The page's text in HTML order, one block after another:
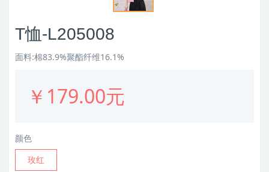
T恤-L205008
面料:棉83.9%聚酯纤维16.1%
￥179.00元
颜色
玫红